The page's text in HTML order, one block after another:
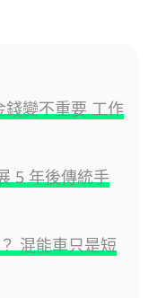
變不重要 工作
5 年後傳統手
混能車只是短